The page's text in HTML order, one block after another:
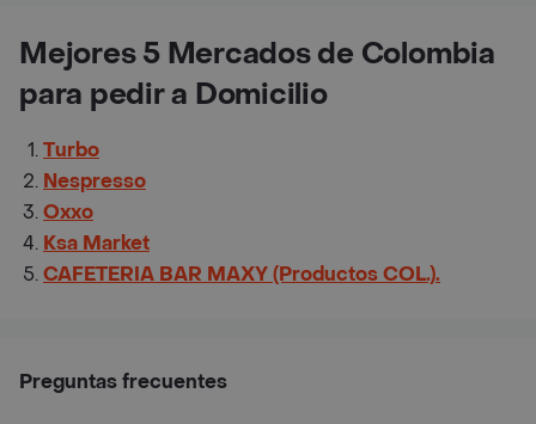
Mejores 5 Mercados de Colombia
para pedir a Domicilio
Turbo
Nespresso
Oxxo
Ksa Market
CAFETERIA BAR MAXY (Productos COL.).
Preguntas frecuentes